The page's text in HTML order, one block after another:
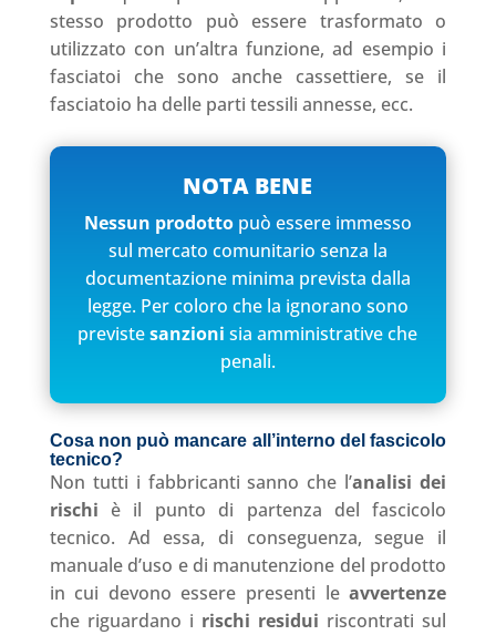
stesso prodotto può essere trasformato o
utilizzato con un’altra funzione, ad esempio i
fasciatoi che sono anche cassettiere, se il
fasciatoio ha delle parti tessili annesse, ecc.
NOTA BENE
Nessun prodottopuò essere immesso
sul mercato comunitario senza la
documentazione minima prevista dalla
legge. Per coloro che la ignorano sono
previstesanzioni sia amministrative che
penali.
Cosa non può mancare all’interno del fascicolo
tecnico?
Non tutti i fabbricanti sanno che l’analisi dei
rischi è il punto di partenza del fascicolo
tecnico. Ad essa, di conseguenza, segue il
manuale d’uso e di manutenzione del prodotto
in cui devono essere presenti leavvertenze
che riguardano i rischi residui riscontrati sul